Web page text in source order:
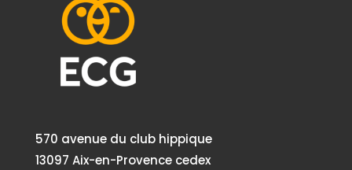
570 avenue du club hippique
13097 Aix-en-Provence cedex